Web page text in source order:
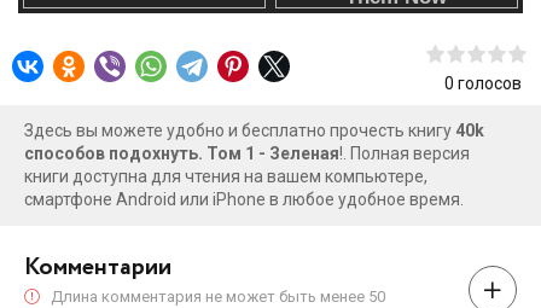
0 голосов
Здесь вы можете удобно и бесплатно прочесть книгу 40k
способов подохнуть. Том 1 - Зеленая!. Полная версия
книги доступна для чтения на вашем компьютере,
смартфоне Android или iPhone в любое удобное время.
Комментарии
Длина комментария не может быть менее 50